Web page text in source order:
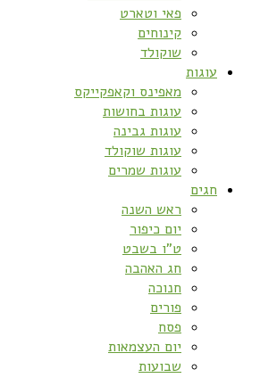
פאי וטארט
קינוחים
שוקולד
עוגות
מאפינס וקאפקייקס
עוגות בחושות
עוגות גבינה
עוגות שוקולד
עוגות שמרים
חגים
ראש השנה
יום כיפור
ט”ו בשבט
חג האהבה
חנוכה
פורים
פסח
יום העצמאות
שבועות